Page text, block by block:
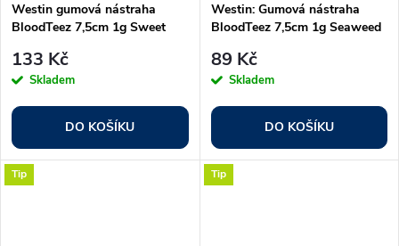
Westin gumová nástraha
BloodTeez 7,5cm 1g Sweet
133 Kč
Skladem
DO KOŠÍKU
Westin: Gumová nástraha
BloodTeez 7,5cm 1g Seaweed
89 Kč
Skladem
DO KOŠÍKU
Tip Tip